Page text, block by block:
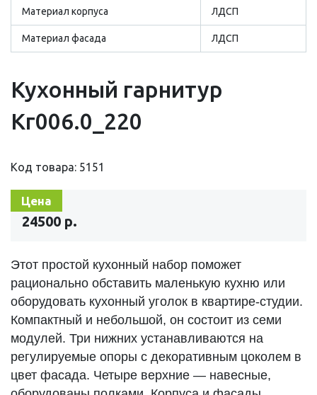
Материал корпуса ЛДСП
Материал фасада ЛДСП
Кухонный гарнитур
Кг006.0_220
Код товара: 5151
Цена
24500 р.
Этот простой кухонный набор поможет
рационально обставить маленькую кухню или
оборудовать кухонный уголок в квартире-студии.
Компактный и небольшой, он состоит из семи
модулей. Три нижних устанавливаются на
регулируемые опоры с декоративным цоколем в
цвет фасада. Четыре верхние — навесные,